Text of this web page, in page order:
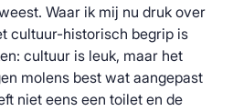
Waar ik mij nu druk over
cultuur-historisch begrip is
cultuur is leuk, maar het
molens best wat aangepast
niet eens een toilet en de